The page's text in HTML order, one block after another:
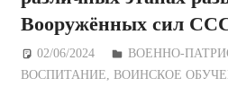
Вооружённых сил
02/06/2024 Дежурный по
ВОЕННО-
ВОСПИТАНИЕ, ВОИНСКОЕ